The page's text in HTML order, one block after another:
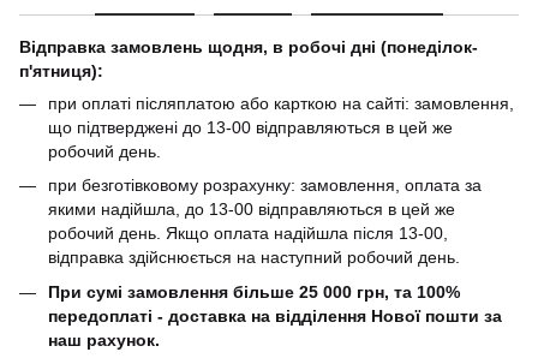
Відправка замовлень щодня, в робочі дні (понеділок-
п'ятниця):
при оплаті післяплатою або карткою на сайті: замовлення,
що підтверджені до 13-00 відправляються в цей же
робочий день.
при безготівковому розрахунку: замовлення, оплата за
якими надійшла, до 13-00 відправляються в цей же
робочий день. Якщо оплата надійшла після 13-00,
відправка здійснюється на наступний робочий день.
При сумі замовлення більше 25 000 грн, та 100%
передоплаті - доставка на відділення Нової пошти за
наш рахунок.